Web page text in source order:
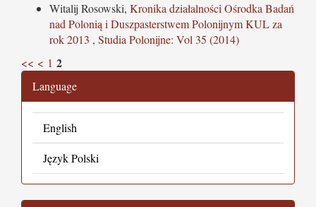
Witalij Rosowski, Kronika działalności Ośrodka Badań
nad Polonią i Duszpasterstwem Polonijnym KUL za
rok 2013 , Studia Polonijne: Vol 35 (2014)
<< < 1 2
Language
English
Język Polski